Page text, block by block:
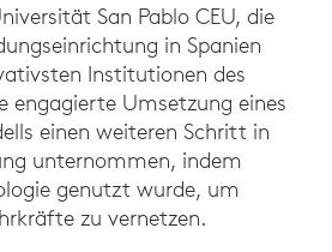
San Pablo CEU, die
in Spanien
Institutionen des
engagierte Umsetzung eines
einen weiteren Schritt in
unternommen, indem
genutzt wurde, um
zu vernetzen.